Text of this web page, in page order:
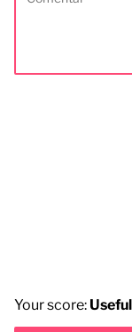
Your score: Useful